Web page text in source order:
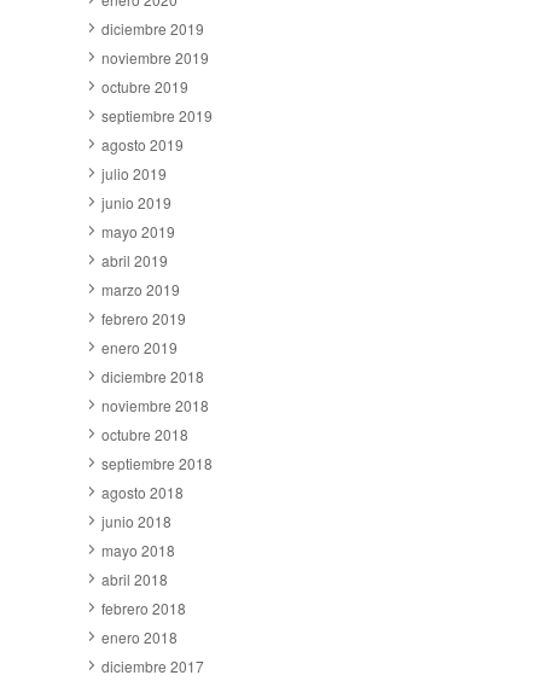
diciembre 2019
noviembre 2019
octubre 2019
septiembre 2019
agosto 2019
julio 2019
junio 2019
mayo 2019
abril 2019
marzo 2019
febrero 2019
enero 2019
diciembre 2018
noviembre 2018
octubre 2018
septiembre 2018
agosto 2018
junio 2018
mayo 2018
abril 2018
febrero 2018
enero 2018
diciembre 2017